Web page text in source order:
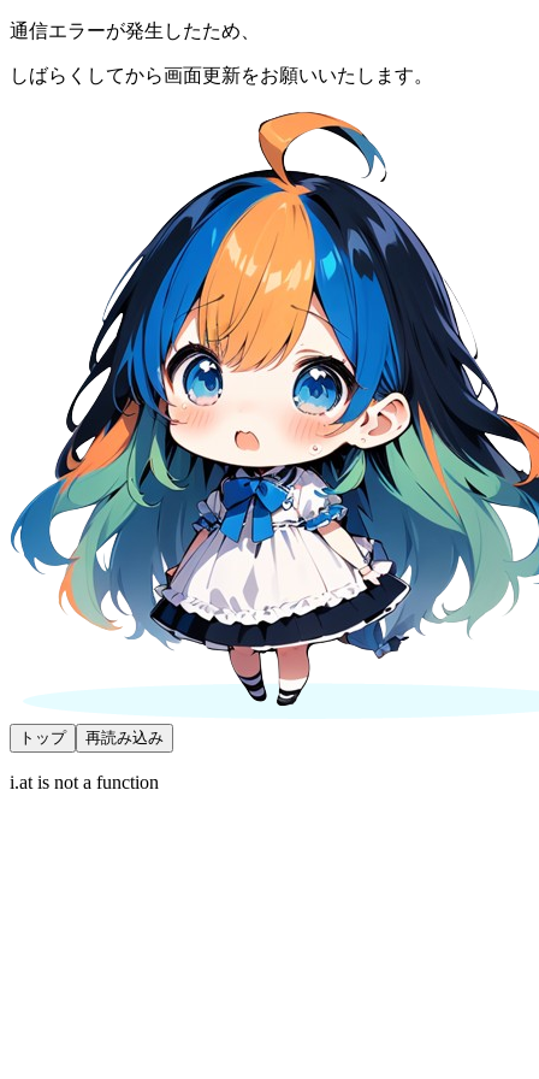
通信エラーが発生したため、
しばらくしてから画面更新をお願いいたします。
トップ 再読み込み
i.at is not a function